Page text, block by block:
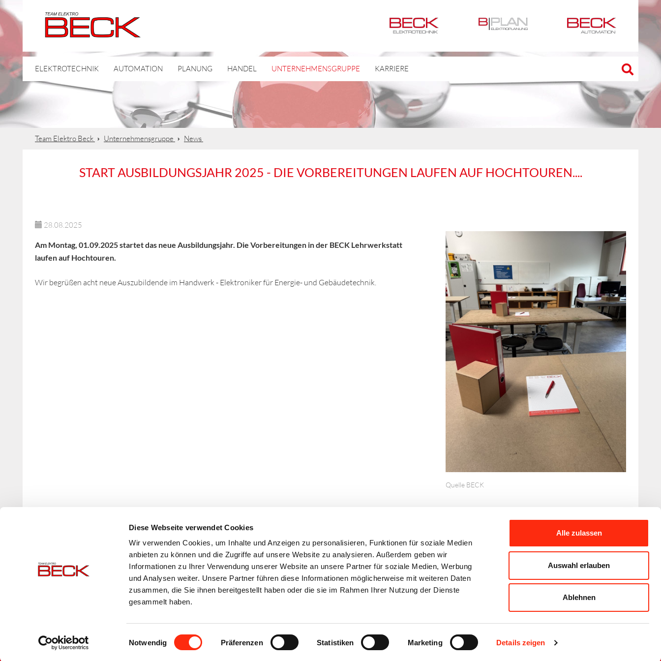
Diese Webseite verwendet Cookies
Wir verwenden Cookies, um Inhalte und Anzeigen zu personalisieren, Funktionen für soziale Medien
anbieten zu können und die Zugriffe auf unsere Website zu analysieren. Außerdem geben wir
Informationen zu Ihrer Verwendung unserer Website an unsere Partner für soziale Medien, Werbung
und Analysen weiter. Unsere Partner führen diese Informationen möglicherweise mit weiteren Daten
zusammen, die Sie ihnen bereitgestellt haben oder die sie im Rahmen Ihrer Nutzung der Dienste
gesammelt haben.
Einwilligungsauswahl
Notwendig Präferenzen Statistiken Marketing Details zeigen
Alle zulassen
Auswahl erlauben
Ablehnen
ELEKTROTECHNIK AUTOMATION PLANUNG HANDEL UNTERNEHMENSGRUPPE KARRIERE
Team Elektro Beck Unternehmensgruppe News
START AUSBILDUNGSJAHR 2025 - DIE VORBEREITUNGEN LAUFEN AUF HOCHTOUREN....
28.08.2025
Am Montag, 01.09.2025 startet das neue Ausbildungsjahr. Die Vorbereitungen in der BECK Lehrwerkstatt
laufen auf Hochtouren.
Wir begrüßen acht neue Auszubildende im Handwerk - Elektroniker für Energie- und Gebäudetechnik.
Quelle BECK